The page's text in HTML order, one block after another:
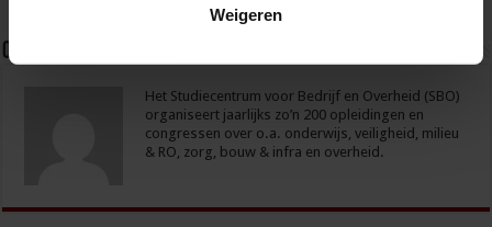
Weigeren
Over sbo
Het Studiecentrum voor Bedrijf en Overheid (SBO)
organiseert jaarlijks zo’n 200 opleidingen en
congressen over o.a. onderwijs, veiligheid, milieu
& RO, zorg, bouw & infra en overheid.